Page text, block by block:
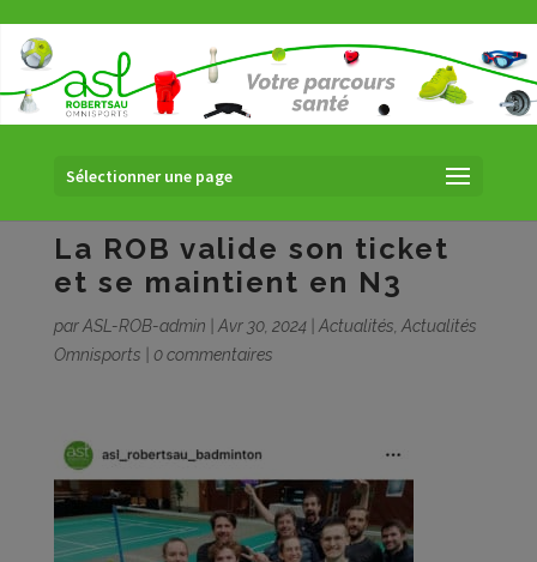
Sélectionner une page
La ROB valide son ticket
et se maintient en N3
parASL-ROB-admin Avr 30, 2024| Actualités Actualités
Omnisports
0 commentaires